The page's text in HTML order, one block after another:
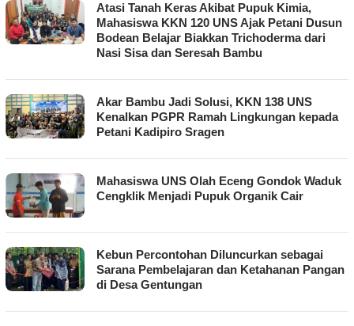
Atasi Tanah Keras Akibat Pupuk Kimia,
Mahasiswa KKN 120 UNS Ajak Petani Dusun
Bodean Belajar Biakkan Trichoderma dari
Nasi Sisa dan Seresah Bambu
Akar Bambu Jadi Solusi, KKN 138 UNS
Kenalkan PGPR Ramah Lingkungan kepada
Petani Kadipiro Sragen
Mahasiswa UNS Olah Eceng Gondok Waduk
Cengklik Menjadi Pupuk Organik Cair
Kebun Percontohan Diluncurkan sebagai
Sarana Pembelajaran dan Ketahanan Pangan
di Desa Gentungan